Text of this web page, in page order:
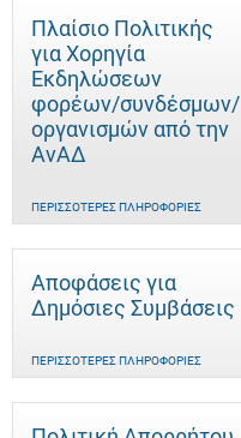
Πλαίσιο Πολιτικής
για Χορηγία
Εκδηλώσεων
φορέων/συνδέσμων/
οργανισμών από την
ΑνΑΔ
ΠΕΡΙΣΣΌΤΕΡΕΣ ΠΛΗΡΟΦΟΡΊΕΣ
Αποφάσεις για
Δημόσιες Συμβάσεις
ΠΕΡΙΣΣΌΤΕΡΕΣ ΠΛΗΡΟΦΟΡΊΕΣ